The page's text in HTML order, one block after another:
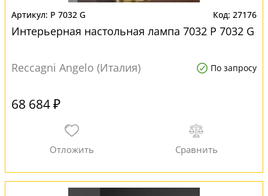
P 7032 G 27176
Интерьерная настольная лампа 7032 P 7032 G
Reccagni Angelo (Италия) По запросу
68 684 ₽